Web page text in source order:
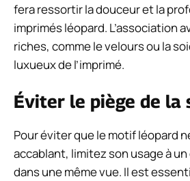
fera ressortir la douceur et la
imprimés léopard. L’association
riches, comme le velours ou la
luxueux de l’imprimé.
Éviter le piège de la
Pour éviter que le motif léopard
accablant, limitez son usage à
dans une même vue. Il est